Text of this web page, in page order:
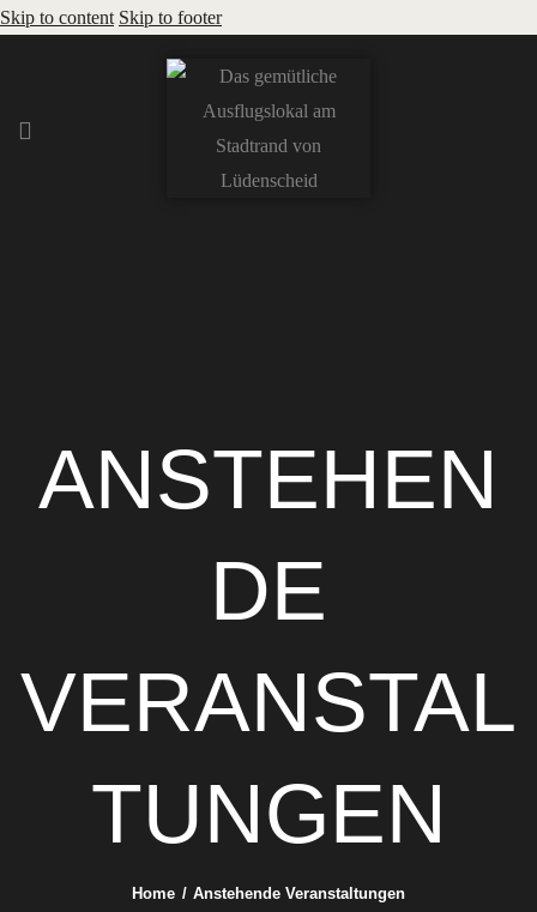
Skip to content Skip to footer
ANSTEHEN
DE
VERANSTAL
TUNGEN
Home Anstehende Veranstaltungen